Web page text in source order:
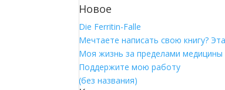
Новое
Die Ferritin-Falle
Мечтаете написать свою книгу?
Моя жизнь за пределами медицины
Поддержите мою работу
(без названия)